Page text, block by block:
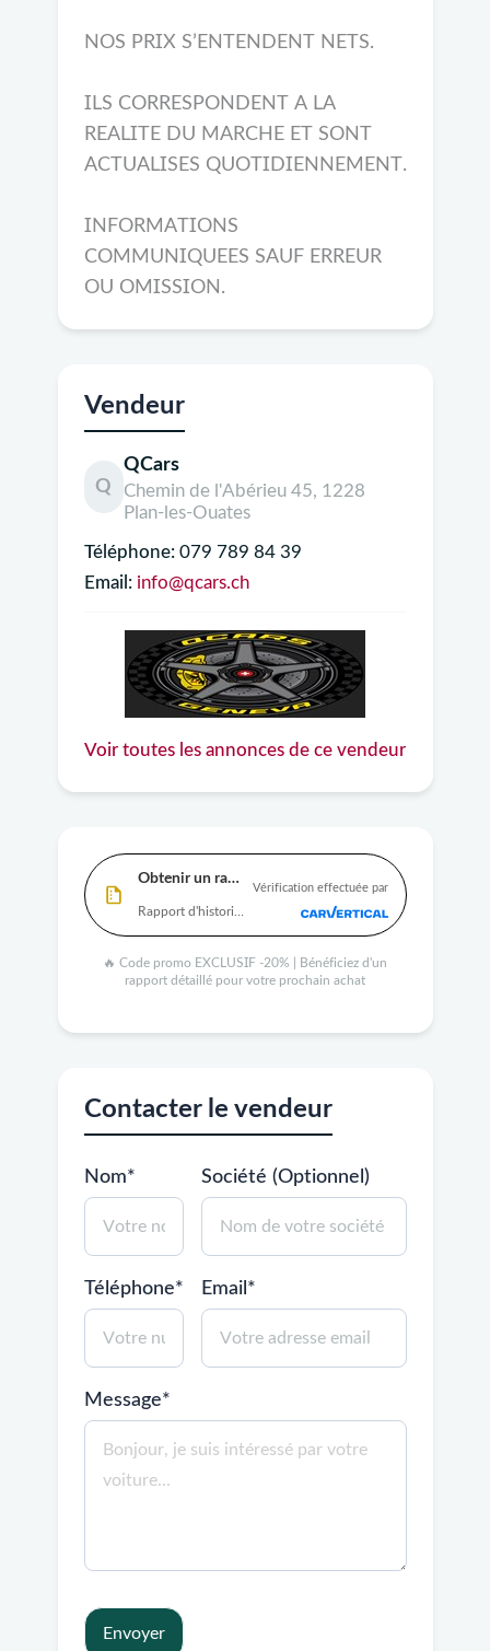
NOS PRIX S’ENTENDENT NETS.
ILS CORRESPONDENT A LA
REALITE DU MARCHE ET SONT
ACTUALISES QUOTIDIENNEMENT.
INFORMATIONS
COMMUNIQUEES SAUF ERREUR
OU OMISSION.
Vendeur
Q
QCars
Chemin de l'Abérieu 45, 1228
Plan-les-Ouates
Téléphone:079 789 84 39
Email: info@qcars.ch
Voir toutes les annonces de ce vendeur
Obtenir un rapport
Vérification effectuée par
🔥 Code promo EXCLUSIF -20% | Bénéficiez d'un
rapport détaillé pour votre prochain achat
Contacter le vendeur
Nom* Société (Optionnel)
Téléphone* Email*
Message*
Envoyer